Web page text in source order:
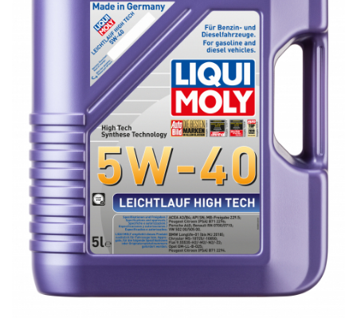
Lichide Întreținere
Lichide Întreținere Autoturisme
Lichide Întreținere Camioane
Lichide Întreținere Motociclete
Lichide Întreținere Utilaje